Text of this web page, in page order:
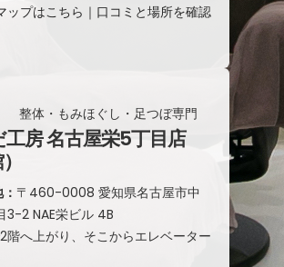
プはこちら｜口コミと場所を確認
整体・もみほぐし・足つぼ専門
房 名古屋栄5丁目店
〒460-0008 愛知県名古屋市中
3-2 NAE栄ビル 4B
へ上がり、そこからエレベーター